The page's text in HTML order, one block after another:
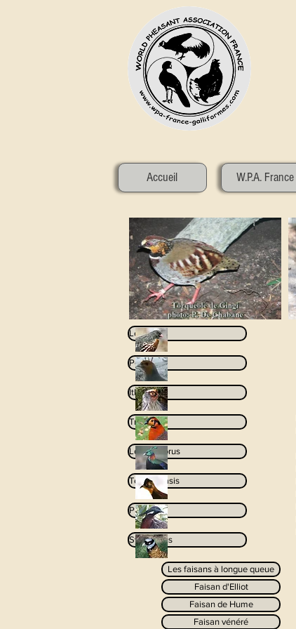
Accueil W.P.A. France
Lerwa
Perdix
Ithaginis
Tragopan
Lophophorus
Tetraophasis
Pucrasia
Syrmaticus
Les faisans à longue queue
Faisan d'Elliot
Faisan de Hume
Faisan vénéré